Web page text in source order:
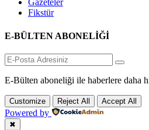
Gazeteler
Fikstür
E-BÜLTEN ABONELİĞİ
E-Bülten aboneliği ile haberlere daha
Customize Reject All Accept All
Powered by
✖